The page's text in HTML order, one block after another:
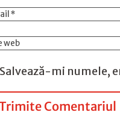
Salvează-mi numele,
Comentariul